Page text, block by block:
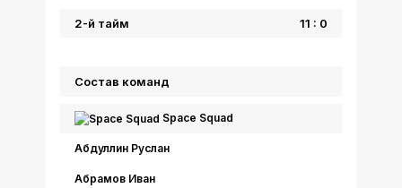
2-й тайм 11 : 0
Состав команд
Space Squad
Абдуллин Руслан
Абрамов Иван